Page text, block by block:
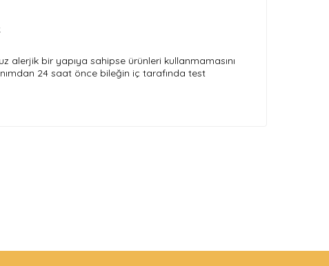
alerjik bir yapıya sahipse ürünleri kullanmamasını
24 saat önce bileğin iç tarafında test